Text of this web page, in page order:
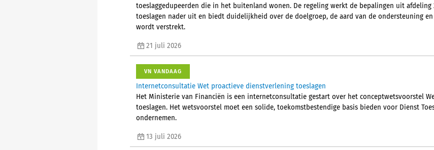
toeslaggedupeerden die in het buitenland wonen. De regeling werkt de bepalingen uit afdeling
toeslagen nader uit en biedt duidelijkheid over de doelgroep, de aard van de ondersteuning
wordt verstrekt.
21 juli 2026
VN VANDAAG
Internetconsultatie Wet proactieve dienstverlening toeslagen
Het Ministerie van Financiën is een internetconsultatie gestart over het conceptwetsvoorstel
toeslagen. Het wetsvoorstel moet een solide, toekomstbestendige basis bieden voor Dienst
ondernemen.
13 juli 2026